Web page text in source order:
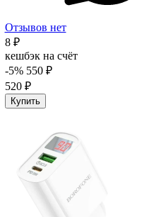
Отзывов нет
8 ₽
кешбэк на счёт
-5% 550 ₽
520 ₽
Купить